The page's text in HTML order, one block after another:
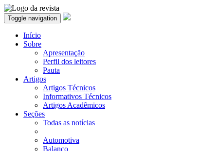
Toggle navigation
Início
Sobre
Apresentação
Perfil dos leitores
Pauta
Artigos
Artigos Técnicos
Informativos Técnicos
Artigos Acadêmicos
Seções
Todas as notícias
Automotiva
Balanço